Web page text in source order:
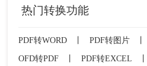
热门转换功能
PDF转WORD PDF转图片
OFD转PDF
PDF转EXCEL